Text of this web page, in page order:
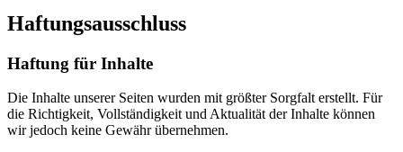
Haftungsausschluss
Haftung für Inhalte
Die Inhalte unserer Seiten wurden mit größter Sorgfalt erstellt. Für
die Richtigkeit, Vollständigkeit und Aktualität der Inhalte können
wir jedoch keine Gewähr übernehmen.